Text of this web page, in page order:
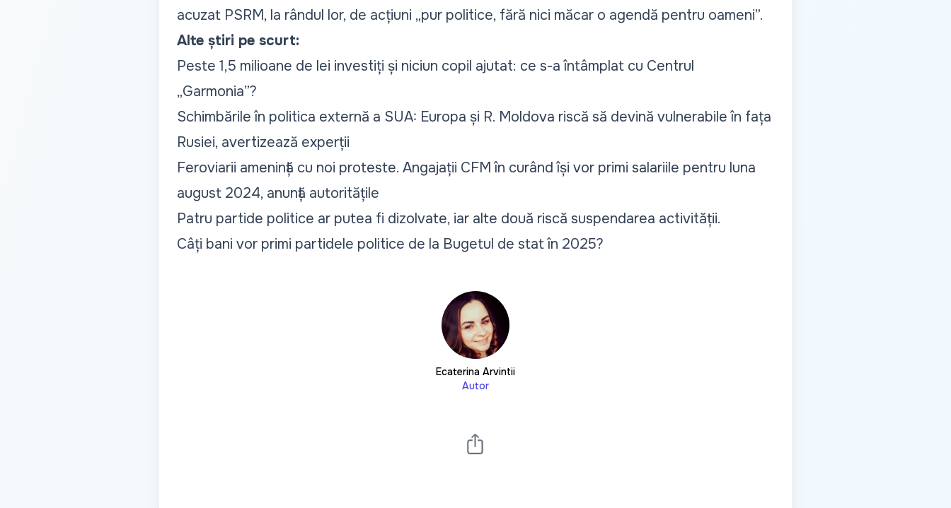
acuzat PSRM, la rândul lor, de acțiuni „pur politice, fără nici măcar o agendă pentru oameni”.
Alte știri pe scurt:
Peste 1,5 milioane de lei investiți și niciun copil ajutat: ce s-a întâmplat cu Centrul
„Garmonia”?
Schimbările în politica externă a SUA: Europa și R. Moldova riscă să devină vulnerabile în fața
Rusiei, avertizează experții
Feroviarii amenință cu noi proteste. Angajații CFM în curând își vor primi salariile pentru luna
august 2024, anunță autoritățile
Patru partide politice ar putea fi dizolvate, iar alte două riscă suspendarea activității.
Câți bani vor primi partidele politice de la Bugetul de stat în 2025?
Ecaterina Arvintii
Autor